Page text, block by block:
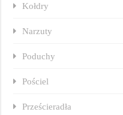
Kołdry
Narzuty
Poduchy
Pościel
Prześcieradła